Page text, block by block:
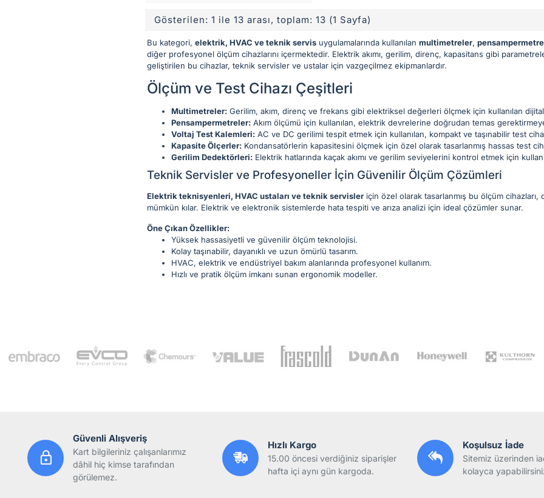
Bu kategori, elektrik, HVAC ve teknik servis uygulamalarında kullanılan multimetreler,
diğer profesyonel ölçüm cihazlarını içermektedir. Elektrik akımı, gerilim, direnç, kapasitans gibi
geliştirilen bu cihazlar, teknik servisler ve ustalar için vazgeçilmez ekipmanlardır.
Ölçüm ve Test Cihazı Çeşitleri
Multimetreler: Gerilim, akım, direnç ve frekans gibi elektriksel değerleri ölçmek için kullanılan
Pensampermetreler: Akım ölçümü için kullanılan, elektrik devrelerine doğrudan temas
Voltaj Test Kalemleri: AC ve DC gerilimi tespit etmek için kullanılan, kompakt ve taşınabilir test
Kapasite Ölçerler: Kondansatörlerin kapasitesini ölçmek için özel olarak tasarlanmış hassas test
Gerilim Dedektörleri: Elektrik hatlarında kaçak akımı ve gerilim seviyelerini kontrol etmek için
Teknik Servisler ve Profesyoneller İçin Güvenilir Ölçüm Çözümleri
Elektrik teknisyenleri, HVAC ustaları ve teknik servisler için özel olarak tasarlanmış bu ölçüm
mümkün kılar. Elektrik ve elektronik sistemlerde hata tespiti ve arıza analizi için ideal çözümler sunar.
Öne Çıkan Özellikler:
Yüksek hassasiyetli ve güvenilir ölçüm teknolojisi.
Kolay taşınabilir, dayanıklı ve uzun ömürlü tasarım.
HVAC, elektrik ve endüstriyel bakım alanlarında profesyonel kullanım.
Hızlı ve pratik ölçüm imkanı sunan ergonomik modeller.
Gösterilen: 1 ile 13 arası, toplam: 13 (1 Sayfa)
Güvenli Alışveriş
Kart bilgileriniz çalışanlarımız
dâhil hiç kimse tarafından
görülemez.
Hızlı Kargo
15.00 öncesi verdiğiniz siparişler
hafta içi aynı gün kargoda.
Koşulsuz İade
Sitemiz üzerinden
kolayca